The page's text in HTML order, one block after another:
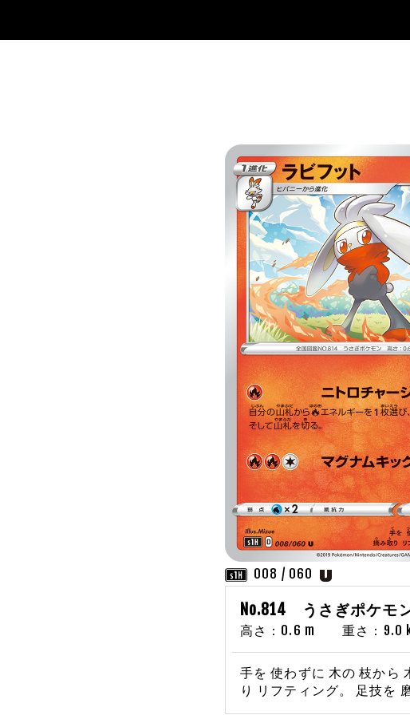
008 / 060
No.814 うさぎポケモ
高さ：0.6 m 重さ：9.0
手を 使わずに 木の 枝から
り リフティング。 足技を